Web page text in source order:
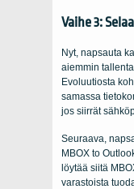
Vaihe 3:
Nyt, napsauta
aiemmin
Evoluutiosta
samassa
jos siirrät
Seuraava,
MBOX to
löytää siitä
varastoista